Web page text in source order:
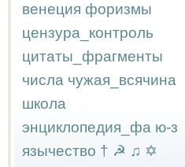
венеция форизмы
цензура_контроль
цитаты_фрагменты
числа чужая_всячина
школа
энциклопедия_фа ю-з
язычество † ☭ ♫ ✡